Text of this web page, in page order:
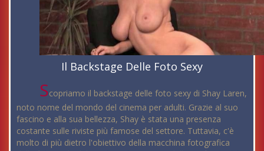
Il Backstage Delle Foto Sexy
Scopriamo il backstage delle foto sexy di Shay Laren,
noto nome del mondo del cinema per adulti. Grazie al suo
fascino e alla sua bellezza, Shay è stata una presenza
costante sulle riviste più famose del settore. Tuttavia, c'è
molto di più dietro l'obiettivo della macchina fotografica